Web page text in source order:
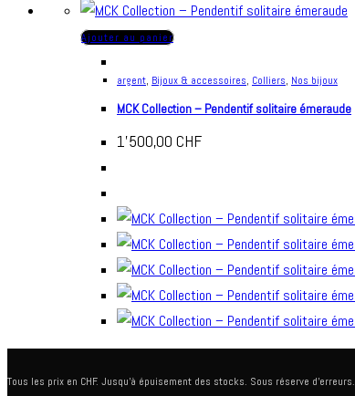
Ajouter au panier
argent, Bijoux & accessoires, Colliers, Nos bijoux
MCK Collection – Pendentif solitaire émeraude
1'500,00 CHF
Tous les prix en CHF. Jusqu'à épuisement des stocks. Sous réserve d'erreurs.